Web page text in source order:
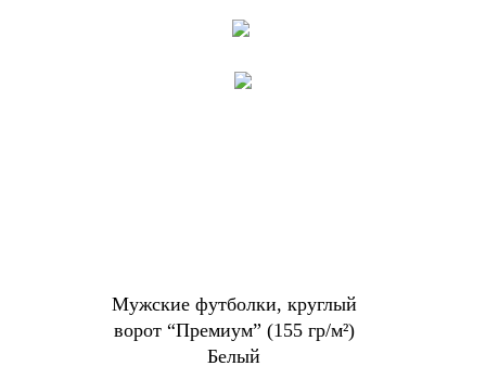
Мужские футболки, круглый
ворот “Премиум” (155 гр/м²)
Белый